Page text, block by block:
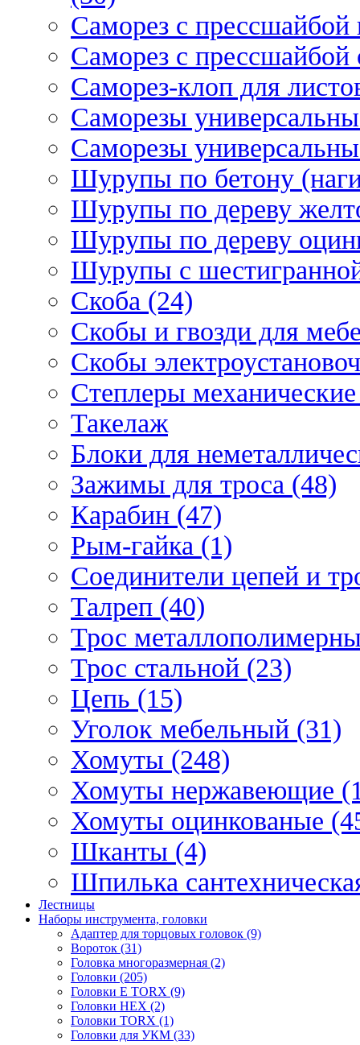
Саморез с прессшайбой
Саморез с
Саморез-клоп для
Саморезы
Саморезы
Шурупы по бетону
Шурупы по дереву
Шурупы по дереву
Шурупы с
Скоба (24)
Скобы и гвозди для
Скобы
Степлеры
Такелаж
Блоки для
Зажимы для троса (48)
Карабин (47)
Рым-гайка (1)
Соединители цепей и
Талреп (40)
Трос
Трос стальной (23)
Цепь (15)
Уголок мебельный (31)
Хомуты (248)
Хомуты нержавеющие
Хомуты оцинкованые
Шканты (4)
Шпилька
Лестницы
Наборы инструмента, головки
Адаптер для торцовых головок (9)
Вороток (31)
Головка многоразмерная (2)
Головки (205)
Головки E TORX (9)
Головки HEX (2)
Головки TORX (1)
Головки для УКМ (33)